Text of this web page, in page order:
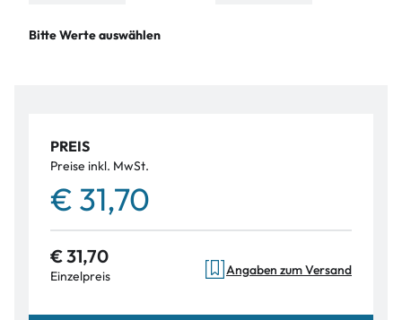
Bitte Werte auswählen
PREIS
Preise inkl. MwSt.
€ 31,70
€ 31,70
Einzelpreis Angaben zum Versand